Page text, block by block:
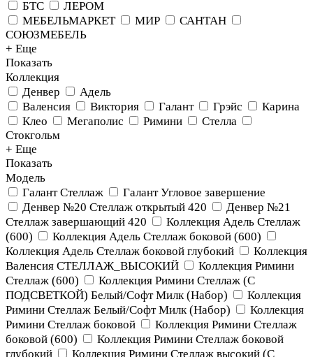
БТС
ЛЕРОМ
МЕБЕЛЬМАРКЕТ
МИР
САНТАН
СОЮЗМЕБЕЛЬ
+ Еще
Показать
Коллекция
Денвер
Адель
Валенсия
Виктория Галант Грэйс
Карина
Клео
Мегаполис Римини
Стелла
Стокгольм
+ Еще
Показать
Модель
Галант Стеллаж
Галант Угловое завершение
Денвер №20 Стеллаж открытый 420
Денвер №21
Стеллаж завершающий 420
Коллекция Адель Стеллаж
(600)
Коллекция Адель Стеллаж боковой (600)
Коллекция Адель Стеллаж боковой глубокий
Коллекция
Валенсия СТЕЛЛАЖ_ВЫСОКИЙ
Коллекция Римини
Стеллаж (600)
Коллекция Римини Стеллаж (С
ПОДСВЕТКОЙ) Белый/Софт Милк (Набор)
Коллекция
Римини Стеллаж Белый/Софт Милк (Набор)
Коллекция
Римини Стеллаж боковой
Коллекция Римини Стеллаж
боковой (600)
Коллекция Римини Стеллаж боковой
глубокий
Коллекция Римини Стеллаж высокий (С